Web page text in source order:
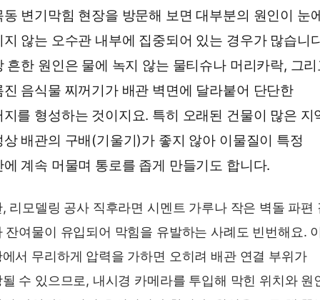
동 변기막힘 현장을 방문해 보면 대부분의 원인이 눈
지 않는 오수관 내부에 집중되어 있는 경우가 많습니
흔한 원인은 물에 녹지 않는 물티슈나 머리카락, 그
진 음식물 찌꺼기가 배관 벽면에 달라붙어 단단한
지를 형성하는 것이지요. 특히 오래된 건물이 많은 지
상 배관의 구배(기울기)가 좋지 않아 이물질이 특정
에 계속 머물며 통로를 좁게 만들기도 합니다.
리모델링 공사 직후라면 시멘트 가루나 작은 벽돌 파편
잔여물이 유입되어 막힘을 유발하는 사례도 빈번해요.
서 무리하게 압력을 가하면 오히려 배관 연결 부위가
수 있으므로, 내시경 카메라를 투입해 막힌 위치와 원